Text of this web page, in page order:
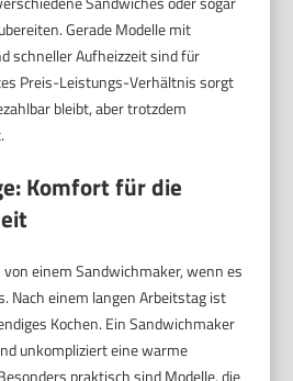
Gerade Modelle mit
schneller Aufheizzeit sind für
Preis-Leistungs-Verhältnis sorgt
bleibt, aber trotzdem
Komfort für die
einem Sandwichmaker, wenn es
Nach einem langen Arbeitstag ist
Kochen. Ein Sandwichmaker
unkompliziert eine warme
praktisch sind Modelle, die